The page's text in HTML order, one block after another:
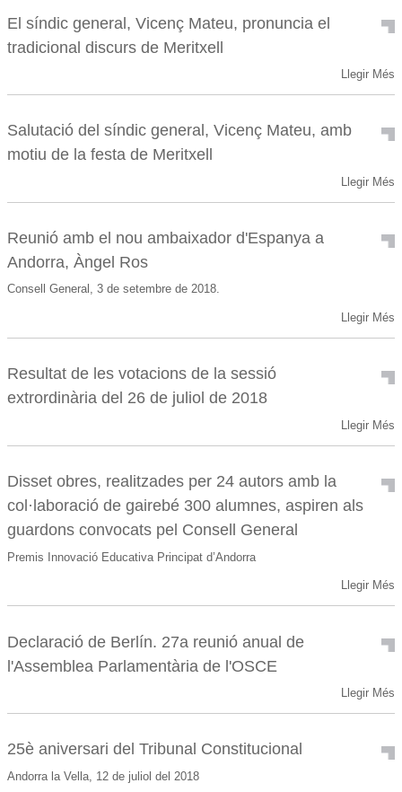
El síndic general, Vicenç Mateu, pronuncia el
tradicional discurs de Meritxell
Llegir Més
Salutació del síndic general, Vicenç Mateu, amb
motiu de la festa de Meritxell
Llegir Més
Reunió amb el nou ambaixador d'Espanya a
Andorra, Àngel Ros
Consell General, 3 de setembre de 2018.
Llegir Més
Resultat de les votacions de la sessió
extrordinària del 26 de juliol de 2018
Llegir Més
Disset obres, realitzades per 24 autors amb la
col·laboració de gairebé 300 alumnes, aspiren als
guardons convocats pel Consell General
Premis Innovació Educativa Principat d’Andorra
Llegir Més
Declaració de Berlín. 27a reunió anual de
l'Assemblea Parlamentària de l'OSCE
Llegir Més
25è aniversari del Tribunal Constitucional
Andorra la Vella, 12 de juliol del 2018